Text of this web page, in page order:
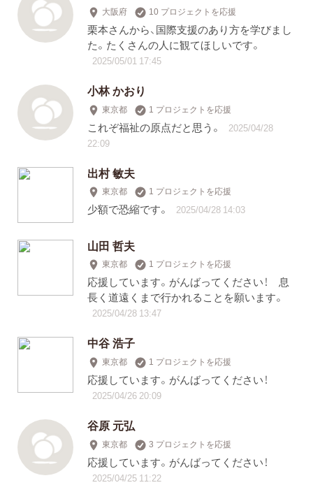
大阪府 10 プロジェクトを応援
栗本さんから、国際支援のあり方を学びまし
た。たくさんの人に観てほしいです。
2025/05/01 17:45
小林 かおり
東京都 1 プロジェクトを応援
これぞ福祉の原点だと思う。
2025/04/28
22:09
出村 敏夫
東京都 1 プロジェクトを応援
少額で恐縮です。 2025/04/28 14:03
山田 哲夫
東京都 1 プロジェクトを応援
応援しています。がんばってください！ 息
長く道遠くまで行かれることを願います。
2025/04/28 13:47
中谷 浩子
東京都 1 プロジェクトを応援
応援しています。がんばってください！
2025/04/26 20:09
谷原 元弘
東京都 3 プロジェクトを応援
応援しています。がんばってください！
2025/04/25 11:22